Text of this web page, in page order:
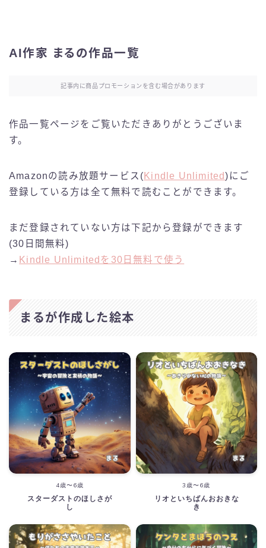
AI作家 まるの作品一覧
記事内に商品プロモーションを含む場合があります
作品一覧ページをご覧いただきありがとうございま
す。
Amazonの読み放題サービス( Kindle Unlimited)にご
登録している方は全て無料で読むことができます。
まだ登録されていない方は下記から登録ができます
(30日間無料)
→ Kindle Unlimitedを30日無料で使う
まるが作成した絵本
4歳〜6歳
スターダストのほしさが
し
3歳〜6歳
リオといちばんおおきな
き